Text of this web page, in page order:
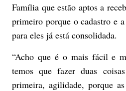
Família que estão aptos a
primeiro porque o cadastro e
para eles já está consolidada.
“Acho que é o mais fácil e
temos que fazer duas
primeira, agilidade, porque